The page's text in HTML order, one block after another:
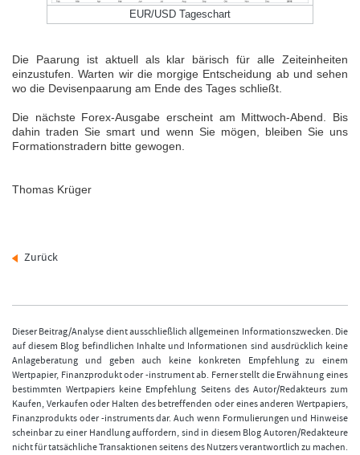
EUR/USD Tageschart
Die Paarung ist aktuell als klar bärisch für alle Zeiteinheiten
einzustufen. Warten wir die morgige Entscheidung ab und sehen
wo die Devisenpaarung am Ende des Tages schließt.
Die nächste Forex-Ausgabe erscheint am Mittwoch-Abend. Bis
dahin traden Sie smart und wenn Sie mögen, bleiben Sie uns
Formationstradern bitte gewogen.
Thomas Krüger
Zurück
Dieser Beitrag/Analyse dient ausschließlich allgemeinen Informationszwecken. Die
auf diesem Blog befindlichen Inhalte und Informationen sind ausdrücklich keine
Anlageberatung und geben auch keine konkreten Empfehlung zu einem
Wertpapier, Finanzprodukt oder -instrument ab. Ferner stellt die Erwähnung eines
bestimmten Wertpapiers keine Empfehlung Seitens des Autor/Redakteurs zum
Kaufen, Verkaufen oder Halten des betreffenden oder eines anderen Wertpapiers,
Finanzprodukts oder -instruments dar. Auch wenn Formulierungen und Hinweise
scheinbar zu einer Handlung auffordern, sind in diesem Blog Autoren/Redakteure
nicht für tatsächliche Transaktionen seitens des Nutzers verantwortlich zu machen.